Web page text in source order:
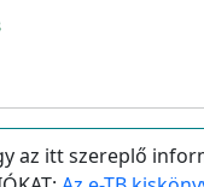
az itt szereplő